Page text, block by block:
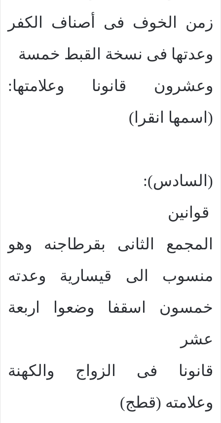
زمن الخوف فى أصناف الكفر
وعدتها فى نسخة القبط خمسة
وعشرون قانونا وعلامتها:
(اسمها انقرا)
(السادس):
قوانين
المجمع الثانى بقرطاجنه وهو
منسوب الى قيسارية وعدته
خمسون اسقفا وضعوا اربعة
عشر
قانونا فى الزواج والكهنة
وعلامته (قطج)